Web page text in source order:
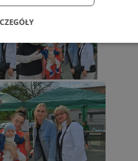
Wydajność Targetowanie
Niesklasyfikowane
Wydajność
Targetowanie